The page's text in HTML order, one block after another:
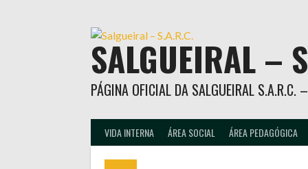
SALGUEIRAL –
PÁGINA OFICIAL DA SALGUEIRAL S.A.R.C.
VIDA INTERNA ÁREA SOCIAL ÁREA PEDAGÓGICA